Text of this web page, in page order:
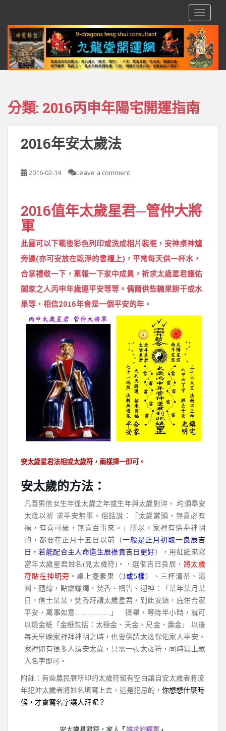
分類: 2016丙申年陽宅開運指南
2016年安太歲法
2016-02-14 Leave a comment
2016值年太歲星君─管仲大將
軍
此圖可以下載後彩色列印或洗成相片裝框，安神桌神爐
旁邊(亦可安放在乾淨的書櫃上)，平常每天供一杯水，
合掌禮敬一下，稟報一下家中成員，祈求太歲星君護佑
闔家之人丙申年歲運平安等等。偶爾供些糖果餅干或水
果等，相信2016年會是一個平安的年。
安太歲星君法相或太歲符，兩樣擇一即可。
安太歲的方法：
凡善男信女生年逢太歲之年或生年與太歲對沖， 均須奉安
太歲以祈 求平安無事。俗話說：「太歲當頭，無喜必有
禍，有喜可破，無喜百事來。」所以，家裡有供奉神明
的，都要在正月十五日以前（一般是正月初取一良辰吉
日，若能配合主人命造生辰祿貴吉日更好），用紅紙來寫
當年太歲星君姓名(見太歲符)。，選個吉日良辰， 將太歲
符貼在神明旁 。桌上擺素果（3或5樣）、三杯清茶、湯
圓、麵線，點燃蠟燭，焚香、禱告、迎神：「某年某月某
日，信士某某，焚香拜請太歲星君，到此安鎮，庇佑合家
平安，萬事如意……………」 禱畢，等待半小時，就可
以燒金紙「金紙包括：太極金、天金、尺金、壽金」 以後
每天早晚家裡拜神明之時，也要供請太歲保佑家人平安。
家裡如有很多人須安太歲，只需一張太歲符，同時寫上眾
人名字即可。
附註：有些農民曆所印的太歲符留有空白讓自安太歲者將流
年犯沖太歲者將姓名填寫上去，這是犯忌的， 你想想什麼時
候，才會寫名字讓人拜呢？